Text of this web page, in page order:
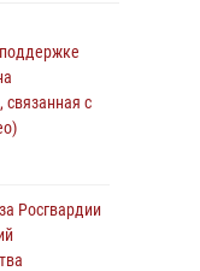
связанная с
Росгвардии